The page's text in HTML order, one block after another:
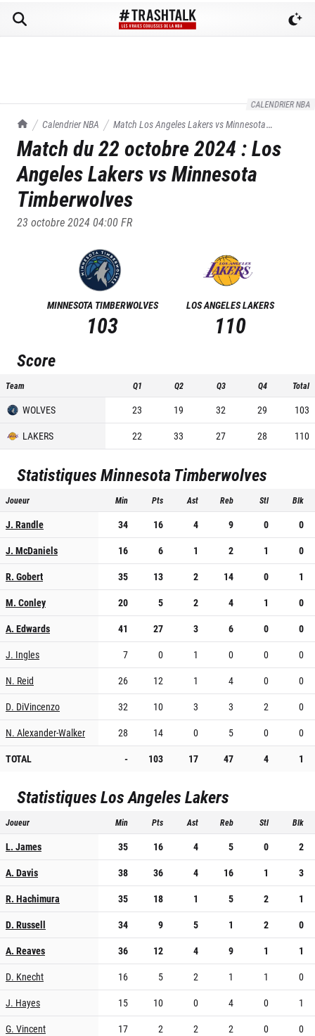
CALENDRIER NBA
TrashTalk Actu NBA
Calendrier NBA Match Los Angeles Lakers vsMinnesota
Timberwolves
du22/10/2024
Match du22 octobre 2024 :Los
Angeles Lakers vsMinnesota
Timberwolves
23 octobre 2024 04:00FR
MINNESOTA TIMBERWOLVES
103
LOS ANGELES LAKERS
110
Score
Team Q1 Q2 Q3 Q4 Total
WOLVES 23 19 32 29
103
LAKERS
22 33 27 28 110
StatistiquesMinnesota Timberwolves
Joueur Min Pts Ast Reb Stl Blk
J. Randle 34 16 4 9 0
0
J. McDaniels
16 6 1 2 1
0
R. Gobert
35 13 2 14 0
1
M. Conley
20 5 2 4 1
0
A. Edwards
41 27 3 6 0
0
J. Ingles
7 0 1 0 0
0
N. Reid
26 12 1 4 0
0
D. DiVincenzo
32 10 3 3 2
0
N. Alexander-Walker
28 14 0 5 0
0
TOTAL
- 103 17 47 4 1
StatistiquesLos Angeles Lakers
Joueur Min Pts Ast Reb Stl Blk
L. James 35 16 4 5 0
2
A. Davis
38 36 4 16 1
3
R. Hachimura
35 18 1 5 2
1
D. Russell
34 9 5 1 2
0
A. Reaves
36 12 4 9 1
1
D. Knecht
16 5 2 1 1
0
J. Hayes
15 10 0 4 0
1
G. Vincent
17 2 2 2 0
0